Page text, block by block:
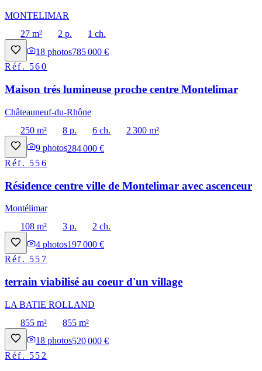
MONTELIMAR
27 m²
2 p.
1 ch.
18 photos785 000 €
Réf. 560
Maison trés lumineuse proche centre Montelimar
Châteauneuf-du-Rhône
250 m²
8 p. 6 ch.
2 300 m²
9 photos284 000 €
Réf. 556
Résidence centre ville de Montelimar avec ascenceur
Montélimar
108 m²
3 p.
2 ch.
4 photos197 000 €
Réf. 557
terrain viabilisé au coeur d'un village
LA BATIE ROLLAND
855 m²
855 m²
18 photos520 000 €
Réf. 552